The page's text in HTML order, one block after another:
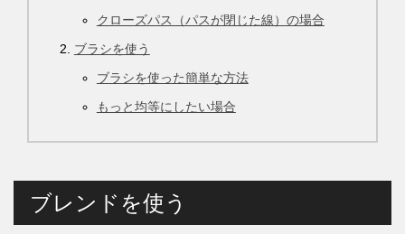
クローズパス（パスが閉じた線）の場合
ブラシを使う
ブラシを使った簡単な方法
もっと均等にしたい場合
ブレンドを使う